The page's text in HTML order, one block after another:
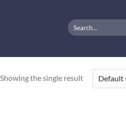
Search
for:
Showing the single result